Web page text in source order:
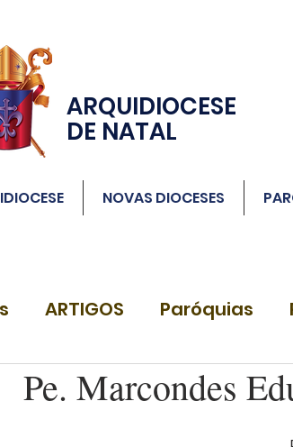
ARQUIDIOCESE
DE NATAL
NOVAS DIOCESES
ARTIGOS Paróquias
Pe. Marcondes